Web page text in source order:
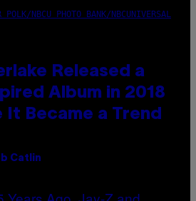
POLK/NBCU PHOTO BANK/NBCUNIVERSAL
Released a
Album in 2018
It Became a Trend
Catlin